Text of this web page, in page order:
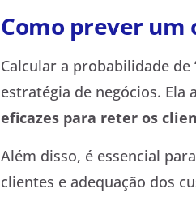
Como prever um
Calcular a probabilidade
estratégia de negócios. Ela
eficazes para reter os
Além disso, é essencial
clientes e adequação dos